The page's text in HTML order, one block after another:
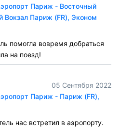
Париж - Восточный
Вокзал Париж (FR), Эконом
помогла вовремя добраться
на поезд!
05 Сентября 2022
Париж - Париж (FR),
нас встретил в аэропорту.